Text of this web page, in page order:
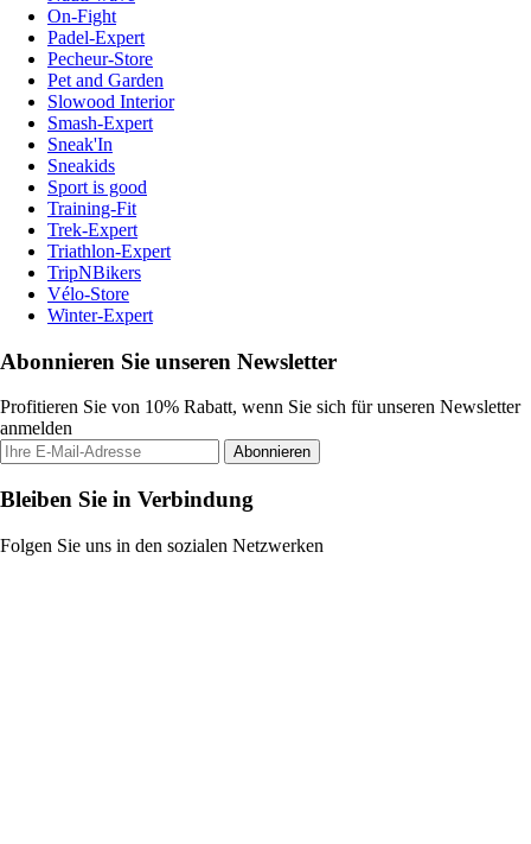
On-Fight
Padel-Expert
Pecheur-Store
Pet and Garden
Slowood Interior
Smash-Expert
Sneak'In
Sneakids
Sport is good
Training-Fit
Trek-Expert
Triathlon-Expert
TripNBikers
Vélo-Store
Winter-Expert
Abonnieren Sie unseren Newsletter
Profitieren Sie von 10% Rabatt, wenn Sie sich für unseren Newsletter
anmelden
Abonnieren
Bleiben Sie in Verbindung
Folgen Sie uns in den sozialen Netzwerken